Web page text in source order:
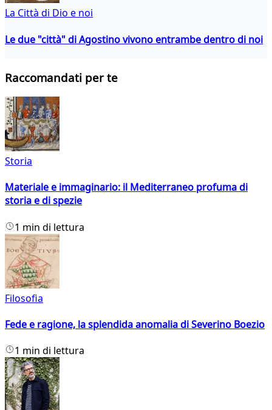
La Città di Dio e noi
Le due "città" di Agostino vivono entrambe dentro di noi
Raccomandati per te
Storia
Materiale e immaginario: il Mediterraneo profuma di
storia e di spezie
1 min di lettura
Filosofia
Fede e ragione, la splendida anomalia di Severino Boezio
1 min di lettura